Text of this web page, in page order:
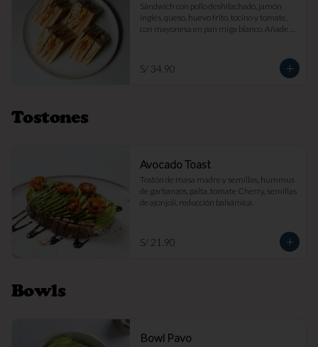
Sándwich con pollo deshilachado, jamón
inglés, queso, huevo frito, tocino y tomate,
con mayonesa en pan miga blanco. Añade
S/ 34.90
Tostones
Avocado Toast
Tostón de masa madre y semillas, hummus
de garbanzos, palta, tomate Cherry, semillas
de ajonjolí, reducción balsámica.
S/ 21.90
Bowls
Bowl Pavo